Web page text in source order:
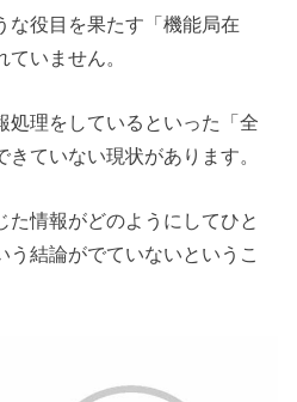
な役目を果たす「機能局在
いません。
処理をしているといった「全
ていない現状があります。
た情報がどのようにしてひと
結論がでていないというこ